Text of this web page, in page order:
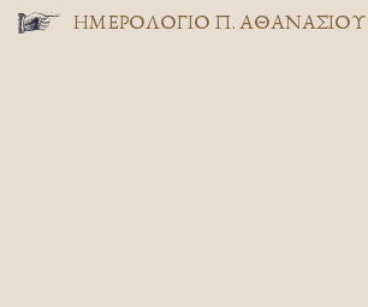
ΗΜΕΡΟΛΟΓΙΟ Π. ΑΘΑΝΑΣΙΟΥ